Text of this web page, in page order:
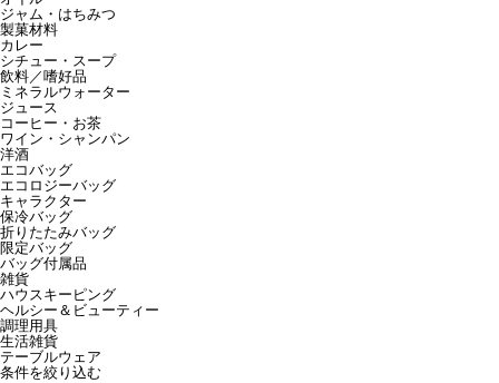
ジャム・はちみつ
製菓材料
カレー
シチュー・スープ
飲料／嗜好品
ミネラルウォーター
ジュース
コーヒー・お茶
ワイン・シャンパン
洋酒
エコバッグ
エコロジーバッグ
キャラクター
保冷バッグ
折りたたみバッグ
限定バッグ
バッグ付属品
雑貨
ハウスキーピング
ヘルシー＆ビューティー
調理用具
生活雑貨
テーブルウェア
条件を絞り込む